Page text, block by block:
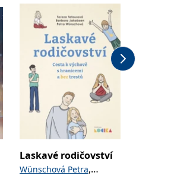
Laskavé rodičovství
Wünschová Petra,